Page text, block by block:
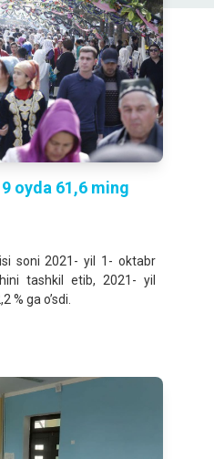
oyda 61,6 ming
soni 2021- yil 1- oktabr
tashkil etib, 2021- yil
% ga oʼsdi.